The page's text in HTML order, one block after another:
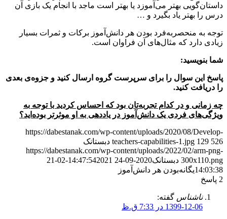
داستان‌گویی بهتر می‌آموزد یا بهتر است ماجد با انجام یک بازی آن
درس را بهتر یاد بگیرد و …
توجه به منحصربه‌فرد بودن هر دانش‌آموز برکات و ثمرات بسیار
زیادی دارد که مثال‌های آن فراوان است.
شما بنویسید:
پاسخ این سوال را برای سرپرست گروه ارسال کنید و جزوه‌ی بعدی
را دریافت کنید.
چه زمانی و در کدام تجربه‌تان بود که احساس کردید با توجه به
ویژگی‌های فردی یک دانش‌آموز در یاددهی به او موثرتر بوده‌اید؟
https://dabestanak.com/wp-content/uploads/2020/08/Develop-
teachers-capabilities-1.jpg 129 526
دبستانک
https://dabestanak.com/wp-content/uploads/2022/02/arm-png-
300x110.png دبستانک2020-09-24 14:47:54
2021-02-21
14:03:38یگانه‌بودن هر دانش‌آموز
2 پاسخ
ناشناس گفته:
1399-12-06 در 7:33 ق.ظ